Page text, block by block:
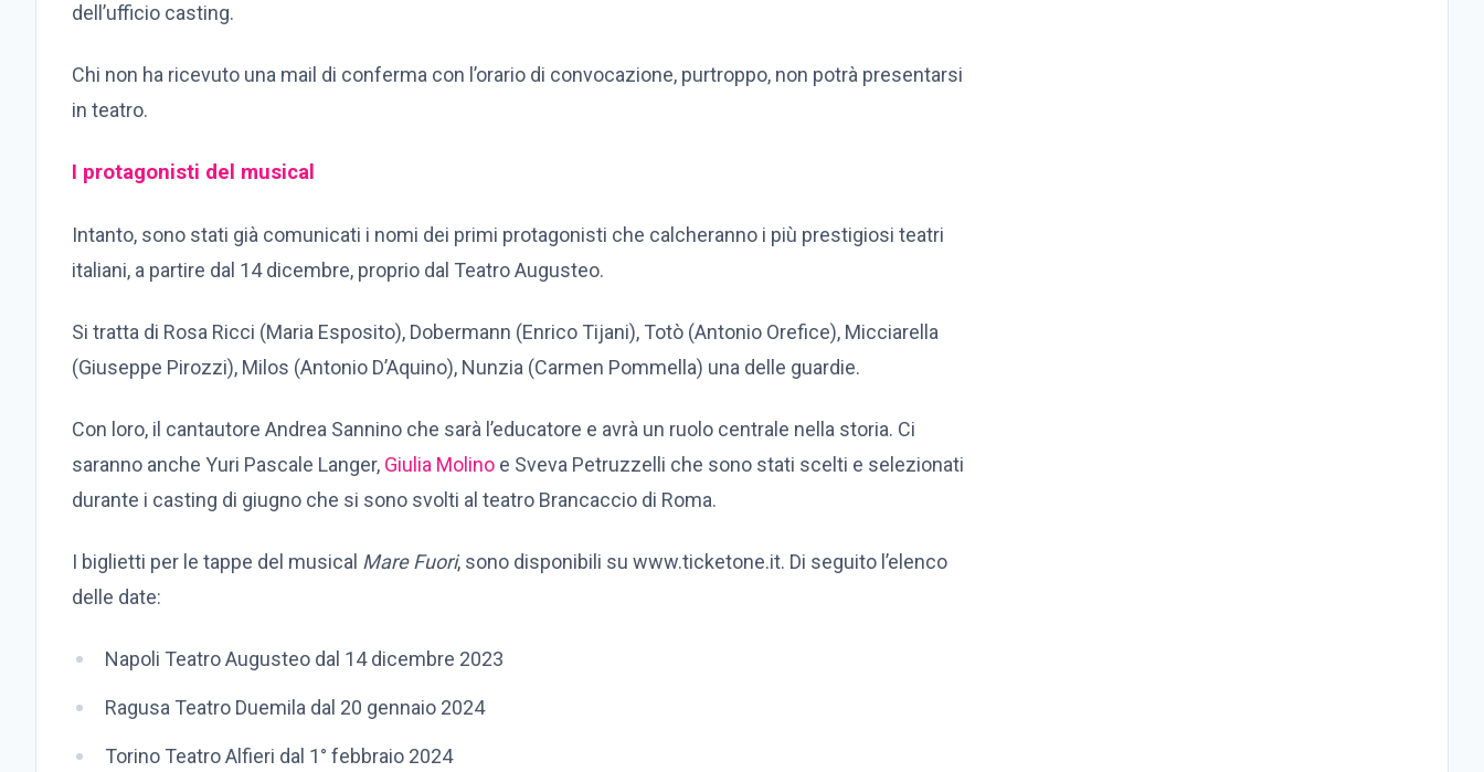
dell’ufficio casting.
Chi non ha ricevuto una mail di conferma con l’orario di convocazione, purtroppo, non potrà presentarsi
in teatro.
I protagonisti del musical
Intanto, sono stati già comunicati i nomi dei primi protagonisti che calcheranno i più prestigiosi teatri
italiani, a partire dal 14 dicembre, proprio dal Teatro Augusteo.
Si tratta di Rosa Ricci (Maria Esposito), Dobermann (Enrico Tijani), Totò (Antonio Orefice), Micciarella
(Giuseppe Pirozzi), Milos (Antonio D’Aquino), Nunzia (Carmen Pommella) una delle guardie.
Con loro, il cantautore Andrea Sannino che sarà l’educatore e avrà un ruolo centrale nella storia. Ci
saranno anche Yuri Pascale Langer, Giulia Molino e Sveva Petruzzelli che sono stati scelti e selezionati
durante i casting di giugno che si sono svolti al teatro Brancaccio di Roma.
I biglietti per le tappe del musical Mare Fuori, sono disponibili su www.ticketone.it. Di seguito l’elenco
delle date:
Napoli Teatro Augusteo dal 14 dicembre 2023
Ragusa Teatro Duemila dal 20 gennaio 2024
Torino Teatro Alfieri dal 1° febbraio 2024